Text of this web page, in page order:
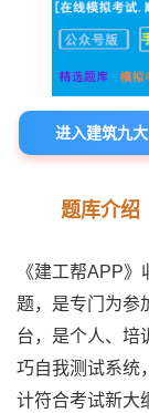
进入建筑九
题库介绍
《建工帮APP
题，是专门为参
台，是个人、培
巧自我测试系统
计符合考试新大